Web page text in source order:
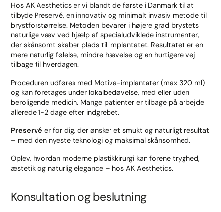
Hos AK Aesthetics er vi blandt de første i Danmark til at
tilbyde Preservé, en innovativ og minimalt invasiv metode til
brystforstørrelse. Metoden bevarer i højere grad brystets
naturlige væv ved hjælp af specialudviklede instrumenter,
der skånsomt skaber plads til implantatet. Resultatet er en
mere naturlig følelse, mindre hævelse og en hurtigere vej
tilbage til hverdagen.
Proceduren udføres med Motiva-implantater (max 320 ml)
og kan foretages under lokalbedøvelse, med eller uden
beroligende medicin. Mange patienter er tilbage på arbejde
allerede 1-2 dage efter indgrebet.
Preservé er for dig, der ønsker et smukt og naturligt resultat
– med den nyeste teknologi og maksimal skånsomhed.
Oplev, hvordan moderne plastikkirurgi kan forene tryghed,
æstetik og naturlig elegance – hos AK Aesthetics.
Konsultation og beslutning